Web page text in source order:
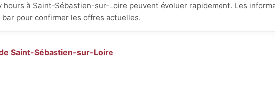
hours à Saint-Sébastien-sur-Loire peuvent évoluer rapidement. Les
bar pour confirmer les offres actuelles.
Saint-Sébastien-sur-Loire